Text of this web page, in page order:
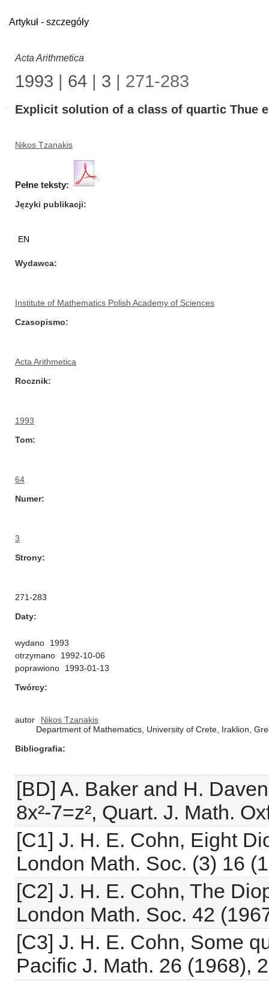
Artykuł - szczegóły
Acta Arithmetica
1993 | 64 | 3 | 271-283
Explicit solution of a class of quartic Thue
Nikos Tzanakis
Pełne teksty:
Języki publikacji
EN
Wydawca
Institute of Mathematics Polish Academy of Sciences
Czasopismo
Acta Arithmetica
Rocznik
1993
Tom
64
Numer
3
Strony
271-283
Daty
wydano
1993
otrzymano
1992-10-06
poprawiono
1993-01-13
Twórcy
autor
Nikos Tzanakis
Department of Mathematics, University of Crete, Iraklion,
Bibliografia
[BD] A. Baker and H.
8x²-7=z², Quart. J. Math.
[C1] J. H. E. Cohn, Eight
London Math. Soc. (3) 16
[C2] J. H. E. Cohn, The
London Math. Soc. 42
[C3] J. H. E. Cohn, Some
Pacific J. Math. 26 (1968),